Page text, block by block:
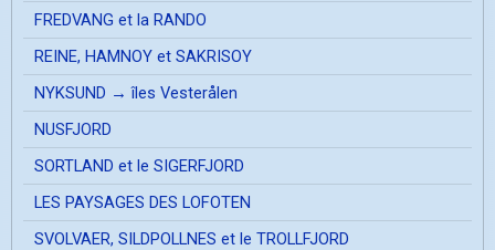
FREDVANG et la RANDO
REINE, HAMNOY et SAKRISOY
NYKSUND → îles Vesterålen
NUSFJORD
SORTLAND et le SIGERFJORD
LES PAYSAGES DES LOFOTEN
SVOLVAER, SILDPOLLNES et le TROLLFJORD